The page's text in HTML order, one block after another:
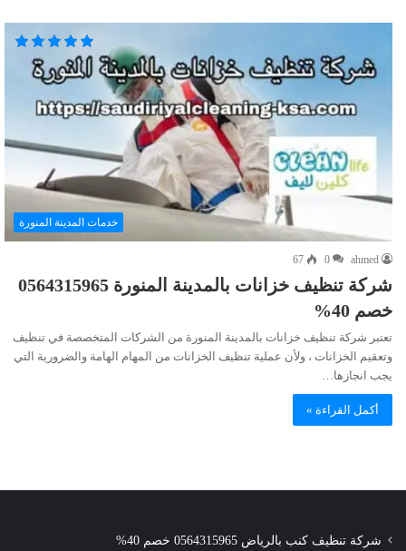
خدمات المدينة المنورة
ahmed
0
67
شركة تنظيف خزانات بالمدينة المنورة 0564315965
خصم 40%
تعتبر شركة تنظيف خزانات بالمدينة المنورة من الشركات المتخصصة في تنظيف
وتعقيم الخزانات ، ولأن عملية تنظيف الخزانات من المهام الهامة والضرورية التي
يجب انجازها…
أكمل القراءة »
شركة تنظيف كنب بالرياض 0564315965 خصم 40%